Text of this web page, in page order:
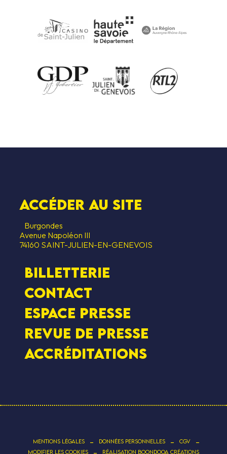
Accéder au SITE
Burgondes
Avenue Napoléon III
74160 SAINT-JULIEN-EN-GENEVOIS
Billetterie
Contact
Espace presse
Revue de presse
Accréditations
MENTIONS LÉGALES - DONNÉES PERSONNELLES - CGV -
MODIFIER LES COOKIES RÉALISATION BOONDOOA CRÉATIONS